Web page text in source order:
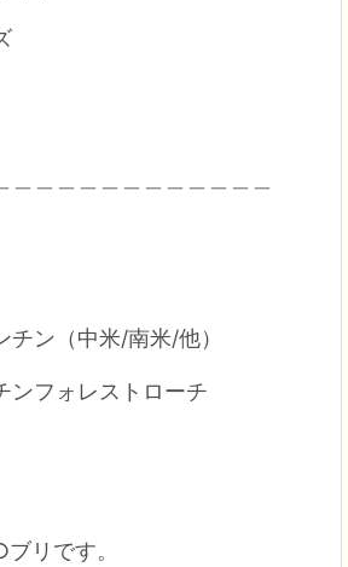
ン（中米/南米/他）
ンフォレストローチ
リです。